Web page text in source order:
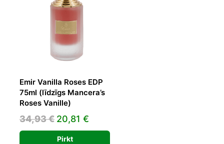
Emir Vanilla Roses EDP
75ml (līdzīgs Mancera’s
Roses Vanille)
34,93€ Original
price
20,81 €
price
Pirkt